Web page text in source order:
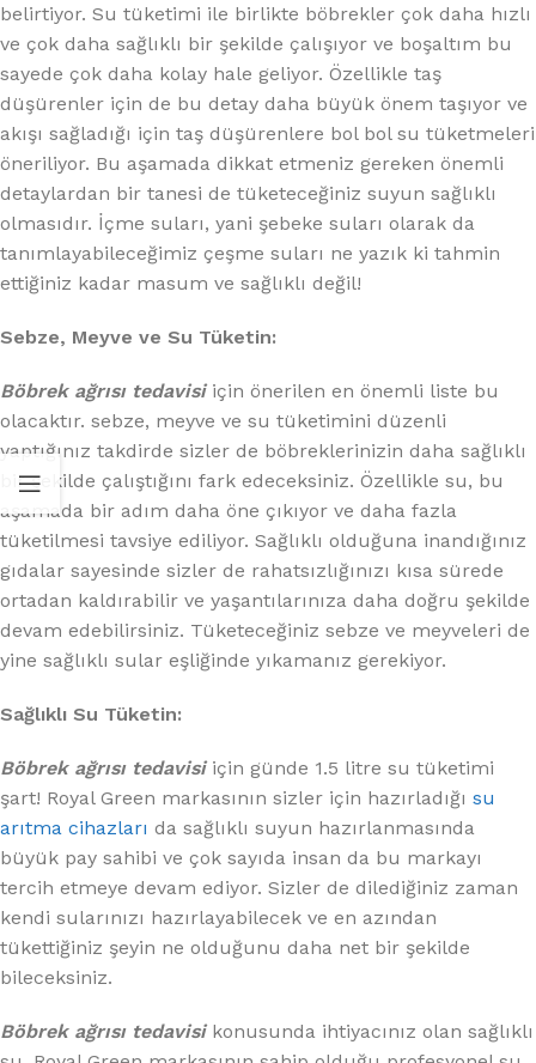
belirtiyor. Su tüketimi ile birlikte böbrekler çok daha hızlı
ve çok daha sağlıklı bir şekilde çalışıyor ve boşaltım bu
sayede çok daha kolay hale geliyor. Özellikle taş
düşürenler için de bu detay daha büyük önem taşıyor ve
akışı sağladığı için taş düşürenlere bol bol su tüketmeleri
öneriliyor. Bu aşamada dikkat etmeniz gereken önemli
detaylardan bir tanesi de tüketeceğiniz suyun sağlıklı
olmasıdır. İçme suları, yani şebeke suları olarak da
tanımlayabileceğimiz çeşme suları ne yazık ki tahmin
ettiğiniz kadar masum ve sağlıklı değil!
Sebze, Meyve ve Su Tüketin:
Böbrek ağrısı tedavisi için önerilen en önemli liste bu
olacaktır. sebze, meyve ve su tüketimini düzenli
yaptığınız takdirde sizler de böbreklerinizin daha sağlıklı
bir şekilde çalıştığını fark edeceksiniz. Özellikle su, bu
aşamada bir adım daha öne çıkıyor ve daha fazla
tüketilmesi tavsiye ediliyor. Sağlıklı olduğuna inandığınız
gıdalar sayesinde sizler de rahatsızlığınızı kısa sürede
ortadan kaldırabilir ve yaşantılarınıza daha doğru şekilde
devam edebilirsiniz. Tüketeceğiniz sebze ve meyveleri de
yine sağlıklı sular eşliğinde yıkamanız gerekiyor.
Sağlıklı Su Tüketin:
Böbrek ağrısı tedavisi için günde 1.5 litre su tüketimi
şart! Royal Green markasının sizler için hazırladığı su
arıtma cihazları da sağlıklı suyun hazırlanmasında
büyük pay sahibi ve çok sayıda insan da bu markayı
tercih etmeye devam ediyor. Sizler de dilediğiniz zaman
kendi sularınızı hazırlayabilecek ve en azından
tükettiğiniz şeyin ne olduğunu daha net bir şekilde
bileceksiniz.
Böbrek ağrısı tedavisi konusunda ihtiyacınız olan sağlıklı